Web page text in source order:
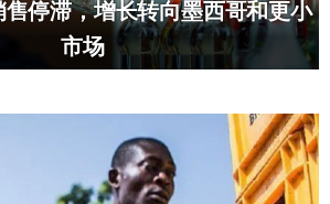
停滞，增长转向墨西哥和更小
市场